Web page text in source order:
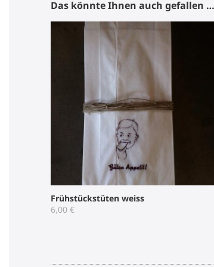
Das könnte Ihnen auch gefallen …
Frühstückstüten weiss
6,00 €